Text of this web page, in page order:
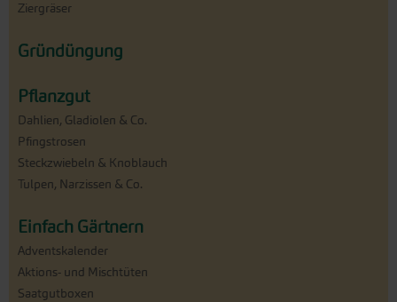
Ziergräser
Gründüngung
Pflanzgut
Dahlien, Gladiolen & Co.
Pfingstrosen
Steckzwiebeln & Knoblauch
Tulpen, Narzissen & Co.
Einfach Gärtnern
Adventskalender
Aktions- und Mischtüten
Saatgutboxen